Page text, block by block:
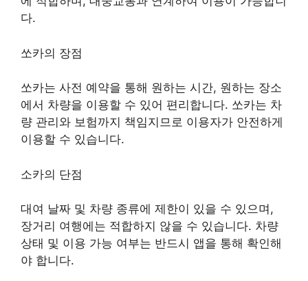
다.
쏘카의 장점
쏘카는 사전 예약을 통해 원하는 시간, 원하는 장소
에서 차량을 이용할 수 있어 편리합니다. 쏘카는 차
량 관리와 보험까지 책임지므로 이용자가 안전하게
이용할 수 있습니다.
소카의 단점
대여 날짜 및 차량 종류에 제한이 있을 수 있으며,
장거리 여행에는 적합하지 않을 수 있습니다. 차량
상태 및 이용 가능 여부는 반드시 앱을 통해 확인해
야 합니다.